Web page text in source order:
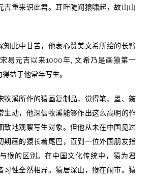
吉重来识此君。耳畔陡闻猿啸起，故山山
知此中甘苦，他衷心赞美文希所绘的长臂
易元吉以来1000年, 文希乃是画猿第一
益于他常年写生。
牧溪所作的猿画复制品，觉得笔、墨、皴
生动，他深信牧溪能够作出这么高明的作
致地观察写生对象。但他从未在中国见过
期画的猿长着尾巴，直到一位外国朋友指
猴的区别。在中国文化传统中，猿为君
习性全然相异。猿居深山，猴在闹市。猿